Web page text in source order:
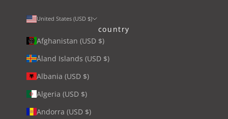
United States (USD $)
country
Afghanistan (USD $)
Åland Islands (USD $)
Albania (USD $)
Algeria (USD $)
Andorra (USD $)